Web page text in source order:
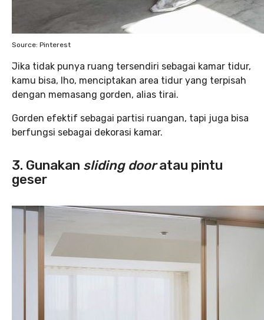
Source: Pinterest
Jika tidak punya ruang tersendiri sebagai kamar tidur,
kamu bisa, lho, menciptakan area tidur yang terpisah
dengan memasang gorden, alias tirai.
Gorden efektif sebagai partisi ruangan, tapi juga bisa
berfungsi sebagai dekorasi kamar.
3. Gunakan sliding dooratau pintu
geser